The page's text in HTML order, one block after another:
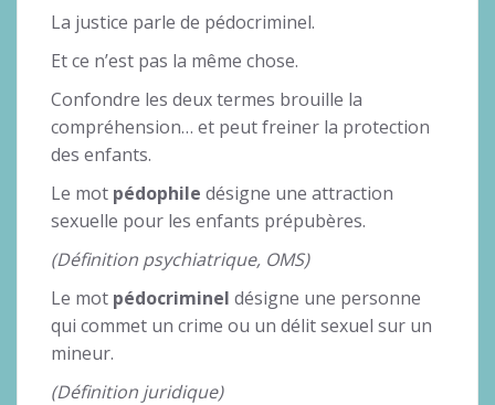
La justice parle de pédocriminel.
Et ce n’est pas la même chose.
Confondre les deux termes brouille la
compréhension… et peut freiner la protection
des enfants.
Le mot pédophile désigne une attraction
sexuelle pour les enfants prépubères.
(Définition psychiatrique, OMS)
Le mot pédocriminel désigne une personne
qui commet un crime ou un délit sexuel sur un
mineur.
(Définition juridique)